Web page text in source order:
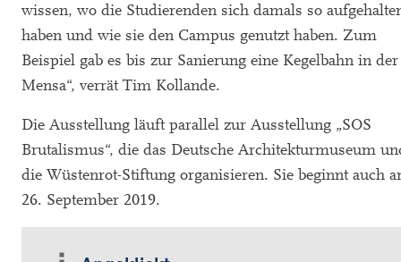
wissen, wo die Studierenden sich damals so
haben und wie sie den Campus genutzt haben. Zum
Beispiel gab es bis zur Sanierung eine Kegelbahn in der
Mensa“, verrät Tim Kollande.
Die Ausstellung läuft parallel zur Ausstellung „SOS
Brutalismus“, die das Deutsche Architekturmuseum
die Wüstenrot-Stiftung organisieren. Sie beginnt auch
26. September 2019.